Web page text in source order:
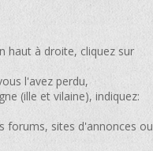
haut à droite, cliquez sur
l'avez perdu,
(ille et vilaine), indiquez:
forums, sites d'annonces ou